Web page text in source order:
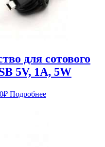
для сотового
5V, 1A, 5W
₽Текущая
цена:
Подробнее